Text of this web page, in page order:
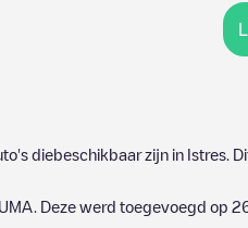
diebeschikbaar zijn in Istres .
. Deze werd toegevoegd op